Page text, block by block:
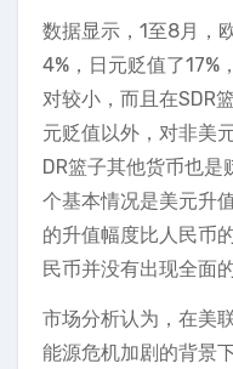
数据显示，1至8月，
4%，日元贬值了17%
对较小，而且在SDR
元贬值以外，对非美
DR篮子其他货币也是
个基本情况是美元升
的升值幅度比人民币
民币并没有出现全面的
市场分析认为，在美
能源危机加剧的背景